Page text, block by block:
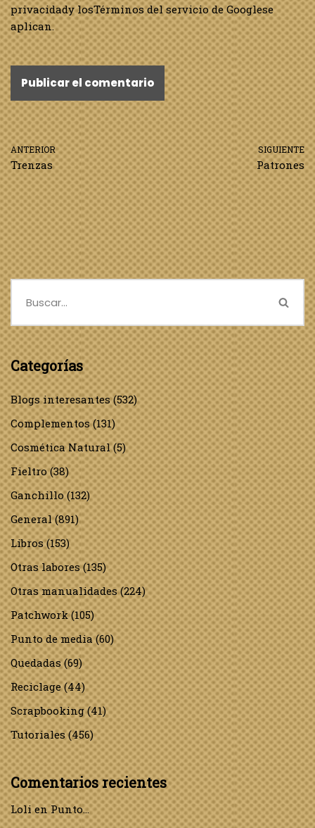
privacidady losTérminos del servicio de Googlese
aplican.
ANTERIOR
Trenzas
SIGUIENTE
Patrones
Categorías
Blogs interesantes(532)
Complementos(131)
Cosmética Natural(5)
Fieltro(38)
Ganchillo(132)
General(891)
Libros(153)
Otras labores(135)
Otras manualidades(224)
Patchwork(105)
Punto de media(60)
Quedadas(69)
Reciclage(44)
Scrapbooking(41)
Tutoriales(456)
Comentarios recientes
LolienPunto…